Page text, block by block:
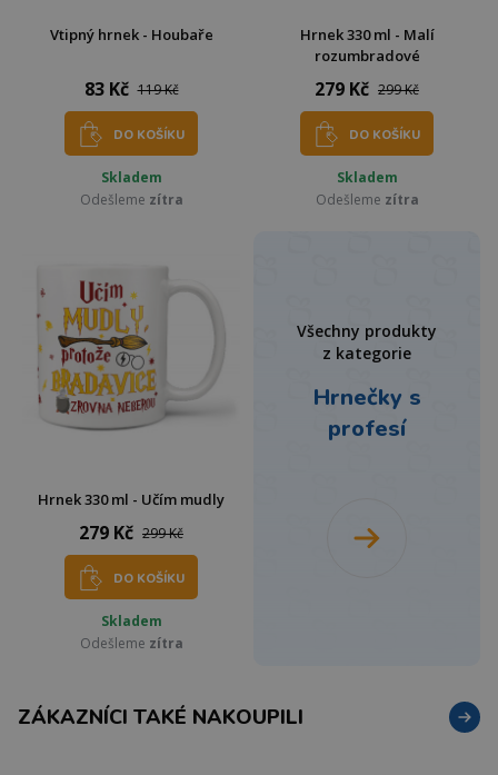
Vtipný hrnek - Houbaře
83 Kč 119 Kč
DO KOŠÍKU
Skladem
Odešleme zítra
Hrnek 330 ml - Malí
rozumbradové
279 Kč 299 Kč
DO KOŠÍKU
Skladem
Odešleme zítra
Hrnek 330 ml - Učím mudly
279 Kč 299 Kč
DO KOŠÍKU
Skladem
Odešleme zítra
Všechny produkty
z kategorie
Hrnečky s
profesí
ZÁKAZNÍCI TAKÉ NAKOUPILI